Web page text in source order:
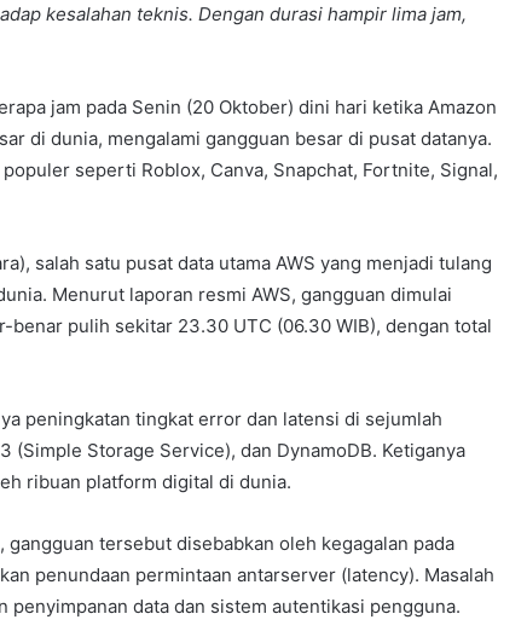
kesalahan teknis. Dengan durasi hampir lima jam,
jam pada Senin (20 Oktober) dini hari ketika Amazon
di dunia, mengalami gangguan besar di pusat datanya.
seperti Roblox, Canva, Snapchat, Fortnite, Signal,
salah satu pusat data utama AWS yang menjadi tulang
Menurut laporan resmi AWS, gangguan dimulai
benar pulih sekitar 23.30 UTC (06.30 WIB), dengan total
peningkatan tingkat error dan latensi di sejumlah
Storage Service), dan DynamoDB. Ketiganya
ribuan platform digital di dunia.
tersebut disebabkan oleh kegagalan pada
penundaan permintaan antarserver (latency). Masalah
data dan sistem autentikasi pengguna.